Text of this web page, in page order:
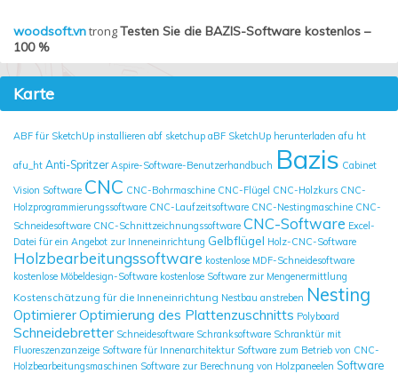
woodsoft.vntrongTesten Sie die BAZIS-Software kostenlos –
100 %
Karte
ABF für SketchUp installieren abf sketchup aBF SketchUp herunterladen afu ht
afu_ht Anti-Spritzer Aspire-Software-Benutzerhandbuch Bazis Cabinet
Vision Software CNC CNC-Bohrmaschine CNC-Flügel CNC-Holzkurs CNC-
Holzprogrammierungssoftware CNC-Laufzeitsoftware CNC-Nestingmaschine CNC-
Schneidesoftware CNC-Schnittzeichnungssoftware CNC-Software Excel-
Datei für ein Angebot zur Inneneinrichtung Gelbflügel Holz-CNC-Software
Holzbearbeitungssoftware kostenlose MDF-Schneidesoftware
kostenlose Möbeldesign-Software kostenlose Software zur Mengenermittlung
Kostenschätzung für die Inneneinrichtung Nestbau anstreben Nesting
OptimiererOptimierung des Plattenzuschnitts Polyboard
Schneidebretter Schneidesoftware Schranksoftware Schranktür mit
Fluoreszenzanzeige Software für Innenarchitektur Software zum Betrieb von CNC-
Holzbearbeitungsmaschinen Software zur Berechnung von Holzpaneelen Software